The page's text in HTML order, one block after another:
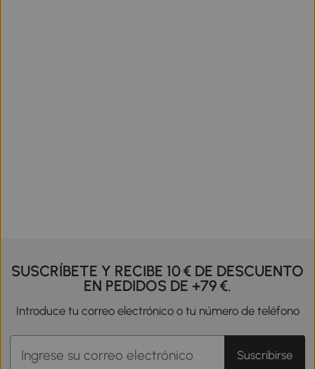
SUSCRÍBETE Y RECIBE 10 € DE DESCUENTO
EN PEDIDOS DE +79 €.
Introduce tu correo electrónico o tu número de teléfono
Suscribirse